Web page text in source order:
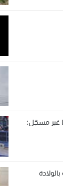
نصفها غير مسجّل: